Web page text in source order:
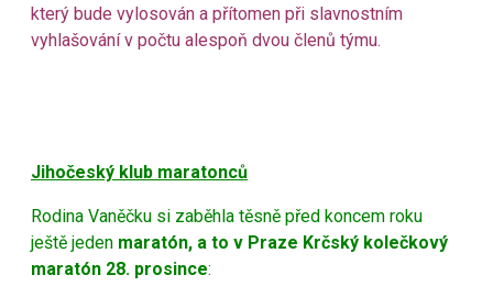
který bude vylosován a přítomen při slavnostním
vyhlašování v počtu alespoň dvou členů týmu.
Jihočeský klub maratonců
Rodina Vaněčku si zaběhla těsně před koncem roku
ještě jeden maratón, a to v Praze Krčský kolečkový
maratón 28. prosince: